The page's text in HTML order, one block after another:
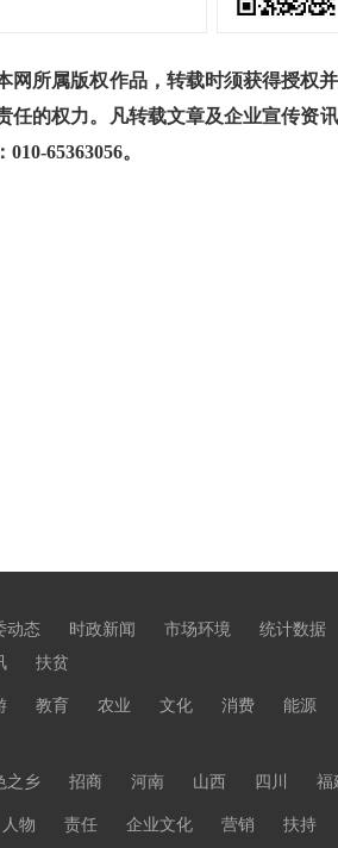
所属版权作品，转载时须获得授权并
任的权力。凡转载文章及企业宣传资
65363056。
动态 时政新闻 市场环境 统计数据
扶贫
教育 农业 文化 消费 能源
之乡 招商 河南 山西 四川 福
人物 责任 企业文化 营销 扶持